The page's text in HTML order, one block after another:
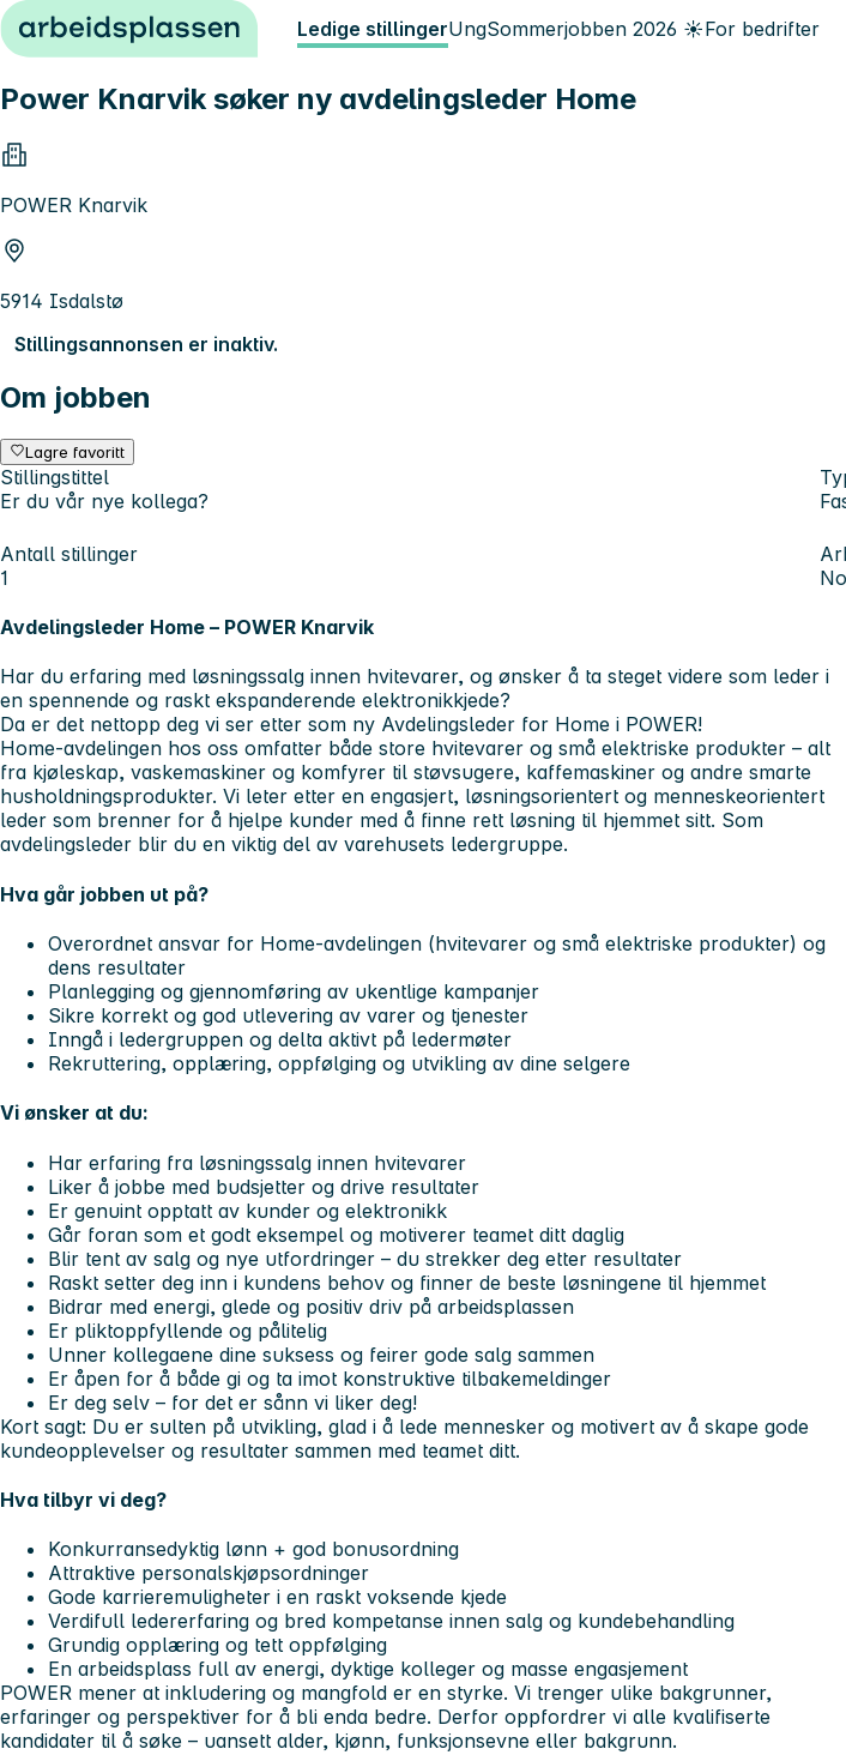
Hopp til innhold Ledige stillingerUngSommerjobben 2026 ☀️For bedrifter
Power Knarvik søker ny avdelingsleder Home
POWER Knarvik
5914 Isdalstø
Stillingsannonsen er inaktiv.
Om jobben
Lagre favoritt
Stillingstittel
Er du vår nye kollega?
Antall stillinger
1
Avdelingsleder Home – POWER Knarvik
Har du erfaring med løsningssalg innen hvitevarer, og ønsker å ta steget videre som leder i
en spennende og raskt ekspanderende elektronikkjede?
Da er det nettopp deg vi ser etter som ny Avdelingsleder for Home i POWER!
Home-avdelingen hos oss omfatter både store hvitevarer og små elektriske produkter – alt
fra kjøleskap, vaskemaskiner og komfyrer til støvsugere, kaffemaskiner og andre smarte
husholdningsprodukter. Vi leter etter en engasjert, løsningsorientert og menneskeorientert
leder som brenner for å hjelpe kunder med å finne rett løsning til hjemmet sitt. Som
avdelingsleder blir du en viktig del av varehusets ledergruppe.
Hva går jobben ut på?
Overordnet ansvar for Home-avdelingen (hvitevarer og små elektriske produkter) og
dens resultater
Planlegging og gjennomføring av ukentlige kampanjer
Sikre korrekt og god utlevering av varer og tjenester
Inngå i ledergruppen og delta aktivt på ledermøter
Rekruttering, opplæring, oppfølging og utvikling av dine selgere
Vi ønsker at du:
Har erfaring fra løsningssalg innen hvitevarer
Liker å jobbe med budsjetter og drive resultater
Er genuint opptatt av kunder og elektronikk
Går foran som et godt eksempel og motiverer teamet ditt daglig
Blir tent av salg og nye utfordringer – du strekker deg etter resultater
Raskt setter deg inn i kundens behov og finner de beste løsningene til hjemmet
Bidrar med energi, glede og positiv driv på arbeidsplassen
Er pliktoppfyllende og pålitelig
Unner kollegaene dine suksess og feirer gode salg sammen
Er åpen for å både gi og ta imot konstruktive tilbakemeldinger
Er deg selv – for det er sånn vi liker deg!
Kort sagt: Du er sulten på utvikling, glad i å lede mennesker og motivert av å skape gode
kundeopplevelser og resultater sammen med teamet ditt.
Hva tilbyr vi deg?
Konkurransedyktig lønn + god bonusordning
Attraktive personalskjøpsordninger
Gode karrieremuligheter i en raskt voksende kjede
Verdifull ledererfaring og bred kompetanse innen salg og kundebehandling
Grundig opplæring og tett oppfølging
En arbeidsplass full av energi, dyktige kolleger og masse engasjement
POWER mener at inkludering og mangfold er en styrke. Vi trenger ulike bakgrunner,
erfaringer og perspektiver for å bli enda bedre. Derfor oppfordrer vi alle kvalifiserte
kandidater til å søke – uansett alder, kjønn, funksjonsevne eller bakgrunn.